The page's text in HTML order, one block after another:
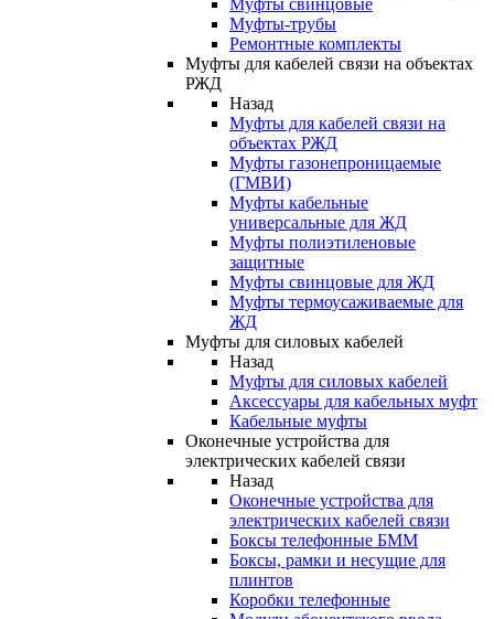
Муфты свинцовые
Муфты-трубы
Ремонтные комплекты
Муфты для кабелей связи на объектах
РЖД
Назад
Муфты для кабелей связи на
объектах РЖД
Муфты газонепроницаемые
(ГМВИ)
Муфты кабельные
универсальные для ЖД
Муфты полиэтиленовые
защитные
Муфты свинцовые для ЖД
Муфты термоусаживаемые для
ЖД
Муфты для силовых кабелей
Назад
Муфты для силовых кабелей
Аксессуары для кабельных муфт
Кабельные муфты
Оконечные устройства для
электрических кабелей связи
Назад
Оконечные устройства для
электрических кабелей связи
Боксы телефонные БММ
Боксы, рамки и несущие для
плинтов
Коробки телефонные